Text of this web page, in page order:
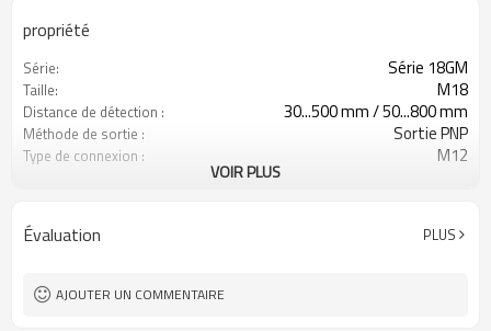
propriété
Série: Série 18GM
Taille: M18
Distance de détection : 30...500 mm / 50...800 mm
Méthode de sortie : Sortie PNP
Type de connexion : M12
VOIR PLUS
Évaluation PLUS
AJOUTER UN COMMENTAIRE